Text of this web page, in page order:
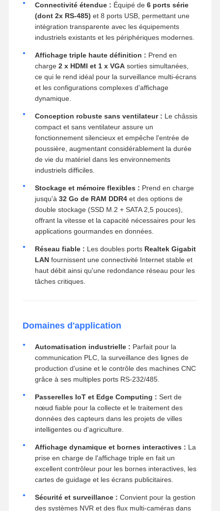
Connectivité étendue : Équipé de 6 ports série
(dont 2x RS-485) et 8 ports USB, permettant une
intégration transparente avec les équipements
industriels existants et les périphériques modernes.
Affichage triple haute définition : Prend en
charge 2 x HDMI et 1 x VGAsorties simultanées,
ce qui le rend idéal pour la surveillance multi-écrans
et les configurations complexes d'affichage
dynamique.
Conception robuste sans ventilateur : Le châssis
compact et sans ventilateur assure un
fonctionnement silencieux et empêche l'entrée de
poussière, augmentant considérablement la durée
de vie du matériel dans les environnements
industriels difficiles.
Stockage et mémoire flexibles : Prend en charge
jusqu'à 32 Go de RAM DDR4et des options de
double stockage (SSD M.2 + SATA 2,5 pouces),
offrant la vitesse et la capacité nécessaires pour les
applications gourmandes en données.
Réseau fiable : Les doubles ports Realtek Gigabit
LANfournissent une connectivité Internet stable et
haut débit ainsi qu'une redondance réseau pour les
tâches critiques.
Domaines d'application
Automatisation industrielle : Parfait pour la
communication PLC, la surveillance des lignes de
production d'usine et le contrôle des machines CNC
grâce à ses multiples ports RS-232/485.
Passerelles IoT et Edge Computing : Sert de
nœud fiable pour la collecte et le traitement des
données des capteurs dans les projets de villes
intelligentes ou d'agriculture.
Affichage dynamique et bornes interactives : La
prise en charge de l'affichage triple en fait un
excellent contrôleur pour les bornes interactives, les
cartes de guidage et les écrans publicitaires.
Sécurité et surveillance : Convient pour la gestion
des systèmes NVR et des flux multi-caméras dans